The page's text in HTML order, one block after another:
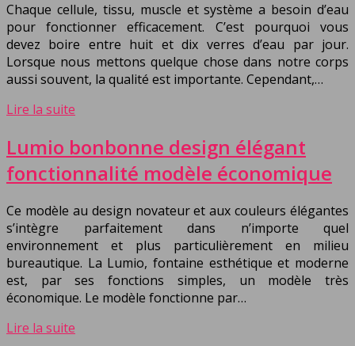
Chaque cellule, tissu, muscle et système a besoin d’eau
pour fonctionner efficacement. C’est pourquoi vous
devez boire entre huit et dix verres d’eau par jour.
Lorsque nous mettons quelque chose dans notre corps
aussi souvent, la qualité est importante. Cependant,…
Lire la suite
Lumio bonbonne design élégant
fonctionnalité modèle économique
Ce modèle au design novateur et aux couleurs élégantes
s’intègre parfaitement dans n’importe quel
environnement et plus particulièrement en milieu
bureautique. La Lumio, fontaine esthétique et moderne
est, par ses fonctions simples, un modèle très
économique. Le modèle fonctionne par…
Lire la suite